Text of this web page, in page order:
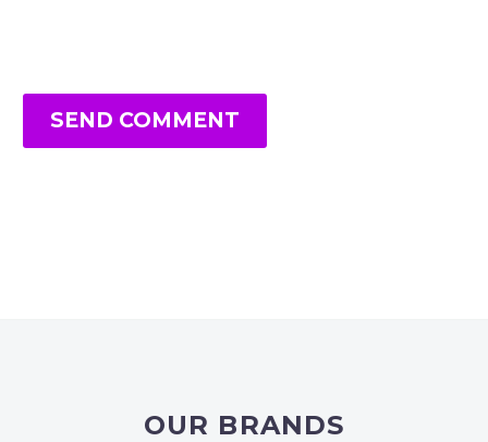
SEND COMMENT
OUR BRANDS